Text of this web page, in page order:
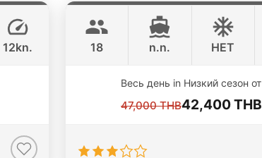
12kn.
SEAWIND 33FT
18 n.n. НЕТ
Весь день in Низкий сезон от
47,000 THB42,400 THB